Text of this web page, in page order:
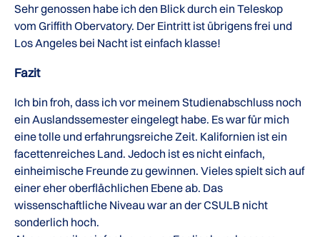
Sehr genossen habe ich den Blick durch ein Teleskop
vom Griffith Obervatory. Der Eintritt ist übrigens frei und
Los Angeles bei Nacht ist einfach klasse!
Fazit
Ich bin froh, dass ich vor meinem Studienabschluss noch
ein Auslandssemester eingelegt habe. Es war für mich
eine tolle und erfahrungsreiche Zeit. Kalifornien ist ein
facettenreiches Land. Jedoch ist es nicht einfach,
einheimische Freunde zu gewinnen. Vieles spielt sich auf
einer eher oberflächlichen Ebene ab. Das
wissenschaftliche Niveau war an der CSULB nicht
sonderlich hoch.